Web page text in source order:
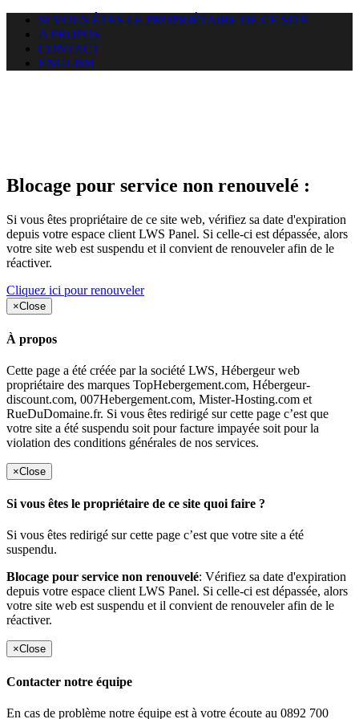
SI VOUS ÊTES LE PROPRIÉTAIRE DE CE SITE
A PROPOS
CONTACT
ENGLISH
Blocage pour service non renouvelé :
Si vous êtes propriétaire de ce site web, vérifiez sa date d'expiration
depuis votre espace client LWS Panel. Si celle-ci est dépassée, alors
votre site web est suspendu et il convient de renouveler afin de le
réactiver.
Cliquez ici pour renouveler
×Close
À propos
Cette page a été créée par la société LWS, Hébergeur web
propriétaire des marques TopHebergement.com, Hébergeur-
discount.com, 007Hebergement.com, Mister-Hosting.com et
RueDuDomaine.fr. Si vous êtes redirigé sur cette page c’est que
votre site a été suspendu soit pour facture impayée soit pour la
violation des conditions générales de nos services.
×Close
Si vous êtes le propriétaire de ce site quoi faire ?
Si vous êtes redirigé sur cette page c’est que votre site a été
suspendu.
Blocage pour service non renouvelé: Vérifiez sa date d'expiration
depuis votre espace client LWS Panel. Si celle-ci est dépassée, alors
votre site web est suspendu et il convient de renouveler afin de le
réactiver.
×Close
Contacter notre équipe
En cas de problème notre équipe est à votre écoute au 0892 700